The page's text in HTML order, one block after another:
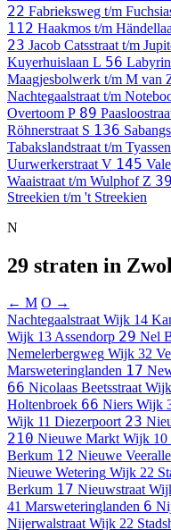
22 Fabrieksweg t/m
112 Haakmos t/m
23 Jacob Catsstraat t/m
Kuyerhuislaan L 56
Maagjesbolwerk t/m M van
Nachtegaalstraat t/m
Overtoom P 89
Röhnerstraat S 136
Tabakslandstraat t/m
Uurwerkerstraat V 145
Waaistraat t/m Wulphof Z 39
Streekien t/m 't Streekien
N
29 straten in
← M O →
Nachtegaalstraat Wijk 14
Wijk 13 Assendorp 29 Nel
Nemelerbergweg Wijk 32
Marsweteringlanden 17
66 Nicolaas Beetsstraat
Holtenbroek 66 Niers Wijk
Wijk 11 Diezerpoort 23
210 Nieuwe Markt Wijk 10
Berkum 12 Nieuwe
Nieuwe Wetering Wijk 22
Berkum 17 Nieuwstraat
41 Marsweteringlanden 6
Nijerwalstraat Wijk 22